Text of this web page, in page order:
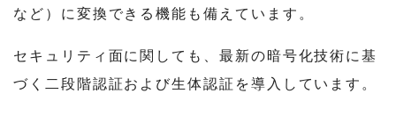
など）に変換できる機能も備えています。
セキュリティ面に関しても、最新の暗号化技術に基
づく二段階認証および生体認証を導入しています。